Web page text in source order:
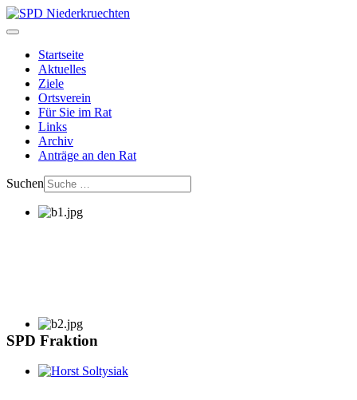
Startseite
Aktuelles
Ziele
Ortsverein
Für Sie im Rat
Links
Archiv
Anträge an den Rat
Suchen
SPD Fraktion